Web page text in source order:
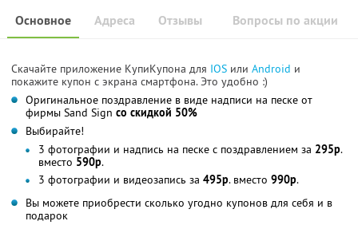
Основное Отзывы Вопросы по акции
Адреса
Скачайте приложение КупиКупона для IOS или Android и
покажите купон с экрана смартфона. Это удобно :)
Оригинальное поздравление в виде надписи на песке от
фирмы Sand Sign со скидкой 50%
Выбирайте!
3 фотографии и надпись на песке с поздравлением за 295р.
вместо 590р.
3 фотографии и видеозапись за 495р. вместо 990р.
Вы можете приобрести сколько угодно купонов для себя и в
подарок